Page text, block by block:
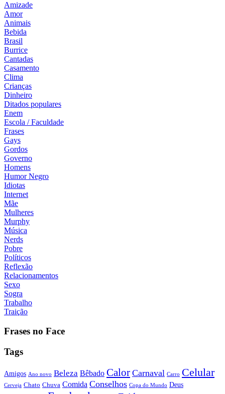
Amizade
Amor
Animais
Bebida
Brasil
Burrice
Cantadas
Casamento
Clima
Crianças
Dinheiro
Ditados populares
Enem
Escola / Faculdade
Frases
Gays
Gordos
Governo
Homens
Humor Negro
Idiotas
Internet
Mãe
Mulheres
Murphy
Música
Nerds
Pobre
Políticos
Reflexão
Relacionamentos
Sexo
Sogra
Trabalho
Traição
Frases no Face
Tags
Amigos Ano novo Beleza Bêbado Calor Carnaval Carro Celular
Cerveja Chato Chuva Comida Conselhos Copa do Mundo Deus